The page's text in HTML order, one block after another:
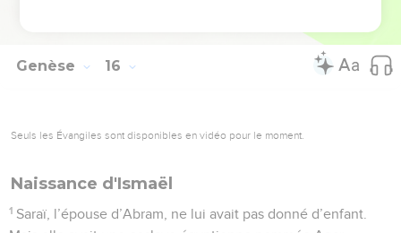
Genèse 16
Seuls les Évangiles sont disponibles en vidéo pour le moment.
Naissance d'Ismaël
1 Saraï, l’épouse d’Abram, ne lui avait pas donné d’enfant.